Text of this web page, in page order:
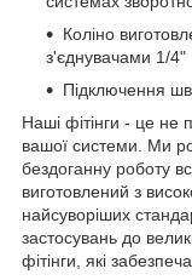
Коліно
з'єднувачами 1/4"
Підключення
Наші фітінги - це не
вашої системи. Ми
бездоганну роботу
виготовлений з
найсуворіших
застосувань до
фітінги, які